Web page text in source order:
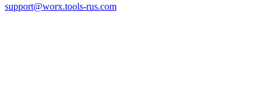
support@worx.tools-rus.com